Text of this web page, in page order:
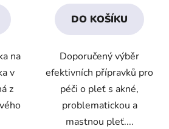
na
v
z
4,6
z
hvězdiček.
DO KOŠÍKU
Doporučený výběr
efektivních přípravků pro
péči o pleť s akné,
problematickou a
mastnou pleť....